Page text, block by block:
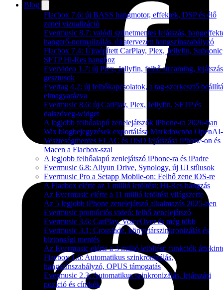
Blog
Flacbox 7.6: új BASS hangmotor, effektek, DSP és élő
zenei vizualizáció
Evermusic 8.7: valódi szünetmentes lejátszás,
hangerő-normalizálás, újratervezett hangszínszabályzó
Flacbox 7.4: Újraépített CarPlay, Plex, Jellyfin,
SFTP Hi-Res hanghoz
Evervideo 1.7: új Plex, Jellyfin, felhő streaming,
gesztusok
Evertag 4.2: új felhőkapcsolatok, a tag-szerkesztő
elmagyarázva
Evermusic 8.6: új CarPlay, Plex, Jellyfin, SFTP és
dalszöveg-widget
A legjobb felhőalapú zenelejátszók iPhone-ra 2026-ban
Wix blogbejegyzések exportálása Markdownba
Veszteségmentes FLAC és DSD lejátszása iPhone-on és
Macen a Flacbox-szal
A legjobb felhőalapú zenlejátszó iPhone-ra és iPadre
Evermusic 6.8: Aliyun Drive, Synology, új UI stílusok
Evermusic Pro a Setapp Mobile-on: Felhő zene iOS-re
A Flacbox elérte az 1 millió letöltést: Hi-Res hangzás
Az Evermusic elérte a 11 millió letöltést világszerte
Az 5 legjobb iPhone zenelejátszó alkalmazás 2025-ben
Evermusic promóciós videó: felhő zenelejátszó
Evermusic 3.6: CarPlay, VoiceOver és még több
Evermusic 3.1: Crossfade, könyvtárszinkronizálás és
biztonsági mentés
Az Evermusic elérte a 3 millió letöltést: funkciók
Flacbox 1.6: Automatikus szinkronizálás,
hangszínszabályzó, OPUS támogatás
Evermusic 2.3: Automatikus szinkronizálás, lejátszási
pozíció és címkék